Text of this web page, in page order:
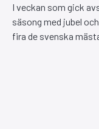
I veckan som gick
säsong med jubel
fira de svenska